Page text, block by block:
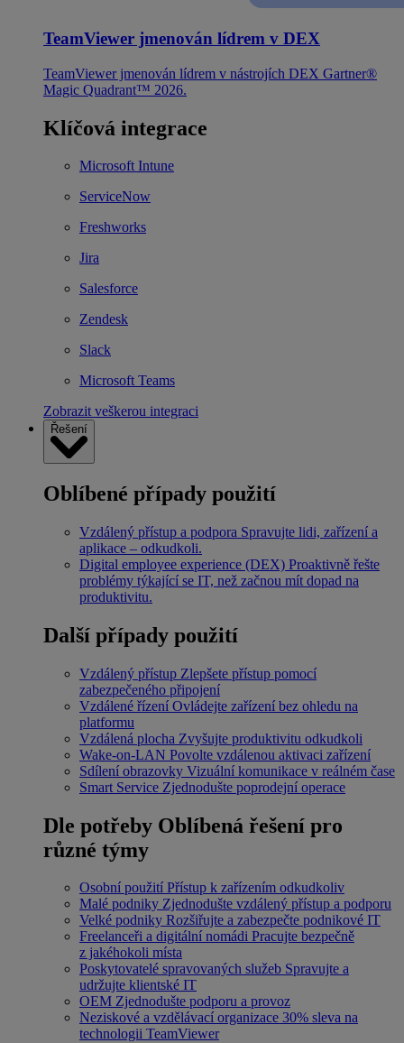
TeamViewer jmenován lídrem v DEX
TeamViewer jmenován lídrem v nástrojích DEX Gartner®
Magic Quadrant™ 2026.
Klíčová integrace
Microsoft Intune
ServiceNow
Freshworks
Jira
Salesforce
Zendesk
Slack
Microsoft Teams
Zobrazit veškerou integraci
Řešení
Oblíbené případy použití
Vzdálený přístup a podpora Spravujte lidi, zařízení a
aplikace – odkudkoli.
Digital employee experience (DEX) Proaktivně řešte
problémy týkající se IT, než začnou mít dopad na
produktivitu.
Další případy použití
Vzdálený přístup Zlepšete přístup pomocí
zabezpečeného připojení
Vzdálené řízení Ovládejte zařízení bez ohledu na
platformu
Vzdálená plocha Zvyšujte produktivitu odkudkoli
Wake-on-LAN Povolte vzdálenou aktivaci zařízení
Sdílení obrazovky Vizuální komunikace v reálném čase
Smart Service Zjednodušte poprodejní operace
Dle potřeby Oblíbená řešení pro
různé týmy
Osobní použití Přístup k zařízením odkudkoliv
Malé podniky Zjednodušte vzdálený přístup a podporu
Velké podniky Rozšiřujte a zabezpečte podnikové IT
Freelanceři a digitální nomádi Pracujte bezpečně
z jakéhokoli místa
Poskytovatelé spravovaných služeb Spravujte a
udržujte klientské IT
OEM Zjednodušte podporu a provoz
Neziskové a vzdělávací organizace 30% sleva na
technologii TeamViewer